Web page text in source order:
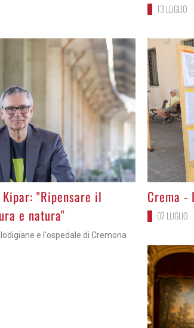
13 LUGLIO
"Ripensare il
e natura"
e l'ospedale di Cremona
>
Crema -
07 LUGLIO